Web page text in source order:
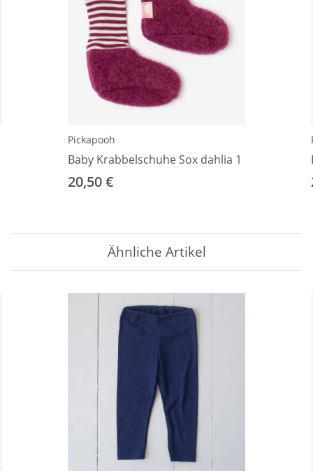
Pickapooh
Baby Krabbelschuhe Sox dahlia 1
20,50 €
Ähnliche Artikel